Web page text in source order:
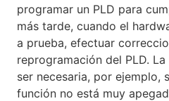
programar un PLD para
más tarde, cuando el
a prueba, efectuar
reprogramación del PLD.
ser necesaria, por ejemplo,
función no está muy